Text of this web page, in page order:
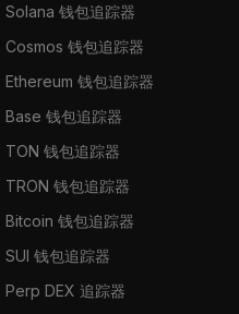
Solana 钱包追踪器
Cosmos 钱包追踪器
Ethereum 钱包追踪器
Base 钱包追踪器
TON 钱包追踪器
TRON 钱包追踪器
Bitcoin 钱包追踪器
SUI 钱包追踪器
Perp DEX 追踪器